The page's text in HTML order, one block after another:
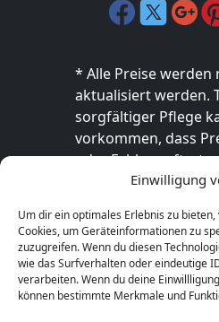
Einwilligung
Um dir ein optimales Erlebnis zu
Cookies, um Geräteinformationen zu
zuzugreifen. Wenn du diesen
wie das Surfverhalten oder eindeutige
verarbeiten. Wenn du deine
können bestimmte Merkmale und
* Alle Preise werden
aktualisiert werden.
sorgfältiger Pflege
vorkommen, dass
oder Fehler
endgültige Preis
ausschließlich im
Shop des Anbieters
überprüfe den Preis
direkt beim Händler.